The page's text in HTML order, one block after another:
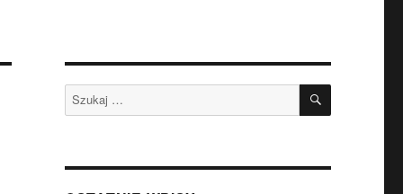
Szukaj: SZUKAJ